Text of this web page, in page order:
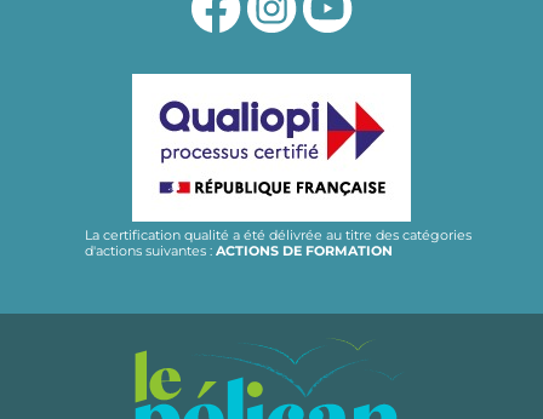
La certification qualité a été délivrée au titre des catégories
d'actions suivantes : ACTIONS DE FORMATION